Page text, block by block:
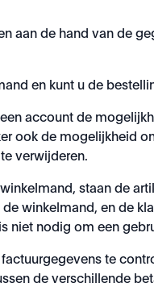
aan de hand van de
en kunt u de
account de
ook de mogelijkheid
verwijderen.
staan de
winkelmand, en de
niet nodig om een
te
de verschillende